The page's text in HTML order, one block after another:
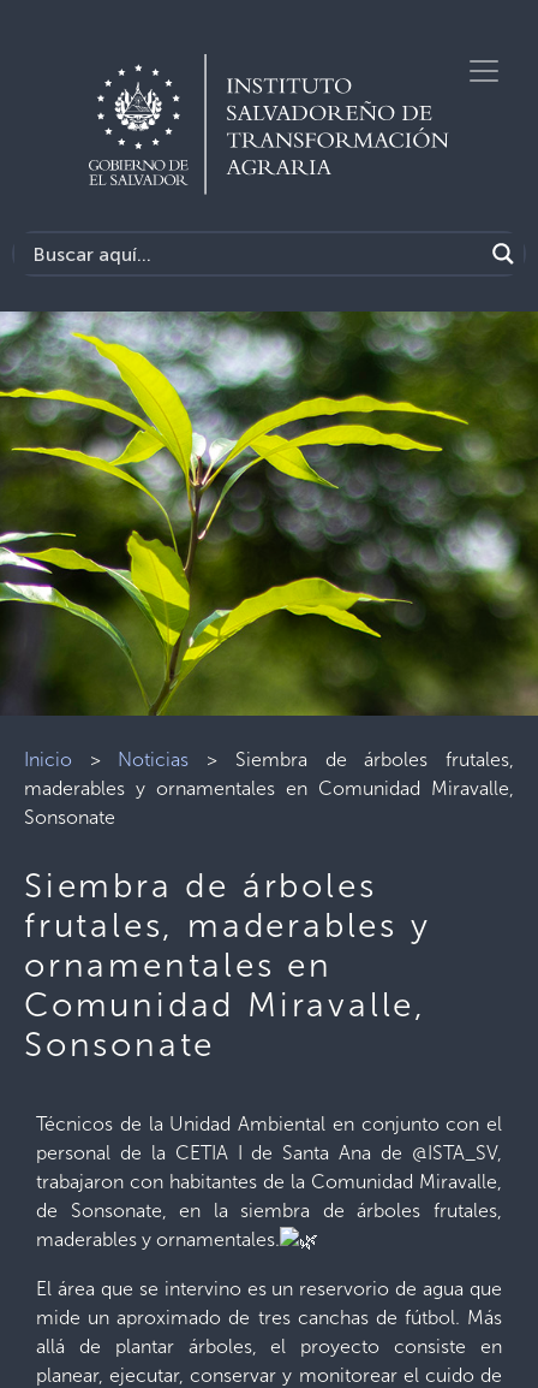
Inicio > Noticias > Siembra de árboles frutales,
maderables y ornamentales en Comunidad Miravalle,
Sonsonate
Siembra de árboles
frutales, maderables y
ornamentales en
Comunidad Miravalle,
Sonsonate
Técnicos de la Unidad Ambiental en conjunto con el
personal de la CETIA I de Santa Ana de @ISTA_SV,
trabajaron con habitantes de la Comunidad Miravalle,
de Sonsonate, en la siembra de árboles frutales,
maderables y ornamentales.
El área que se intervino es un reservorio de agua que
mide un aproximado de tres canchas de fútbol. Más
allá de plantar árboles, el proyecto consiste en
planear, ejecutar, conservar y monitorear el cuido de